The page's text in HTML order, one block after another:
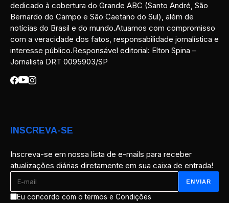
dedicado à cobertura do Grande ABC (Santo André, São
Bernardo do Campo e São Caetano do Sul), além de
notícias do Brasil e do mundo.Atuamos com compromisso
com a veracidade dos fatos, responsabilidade jornalística e
interesse público.Responsável editorial: Elton Spina –
Jornalista DRT 0095903/SP
INSCREVA-SE
Inscreva-se em nossa lista de e-mails para receber
atualizações diárias diretamente em sua caixa de entrada!
Eu concordo com o termos e Condições